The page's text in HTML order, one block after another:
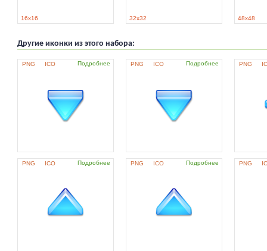
16x16 32x32 48x48
Другие иконки из этого набора:
PNG ICO Подробнее PNG ICO Подробнее PNG
PNG ICO Подробнее PNG ICO Подробнее PNG